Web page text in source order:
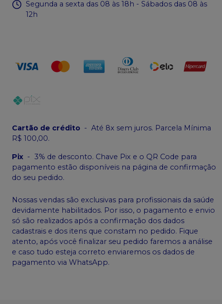
Segunda a sexta das 08 às 18h - Sábados das 08 às
12h
Cartão de crédito - Até 8x sem juros. Parcela Mínima
R$ 100,00.
Pix - 3% de desconto. Chave Pix e o QR Code para
pagamento estão disponíveis na página de confirmação
do seu pedido.
Nossas vendas são exclusivas para profissionais da saúde
devidamente habilitados. Por isso, o pagamento e envio
só são realizados após a confirmação dos dados
cadastrais e dos itens que constam no pedido. Fique
atento, após você finalizar seu pedido faremos a análise
e caso tudo esteja correto enviaremos os dados de
pagamento via WhatsApp.